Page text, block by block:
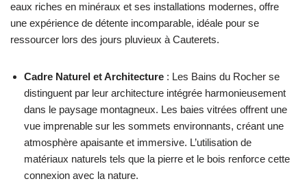
eaux riches en minéraux et ses installations modernes, offre
une expérience de détente incomparable, idéale pour se
ressourcer lors des jours pluvieux à Cauterets.
Cadre Naturel et Architecture : Les Bains du Rocher se
distinguent par leur architecture intégrée harmonieusement
dans le paysage montagneux. Les baies vitrées offrent une
vue imprenable sur les sommets environnants, créant une
atmosphère apaisante et immersive. L’utilisation de
matériaux naturels tels que la pierre et le bois renforce cette
connexion avec la nature.